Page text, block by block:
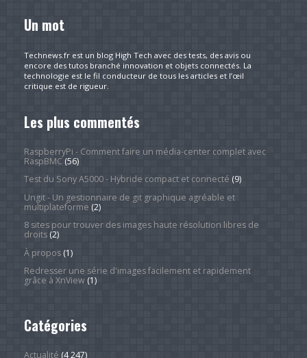
Un mot
Technews.fr est un blog High Tech avec des tests, des avis ou
encore des tutos branché innovation et objets connectés. La
technologie est le fil conducteur de tous les articles et l’œil
critique est de rigueur.
Les plus commentés
RaspberryPi - Comment faire un média-center complet avec
RaspBMC(56)
Test du Sony A5000 - Hybride compact et connecté (9)
Ungit - Un gestionnaire de git graphique agréable et
multiplateforme (2)
8 sites pour trouver des images haute résolution libres de
droits(2)
À propos(1)
Redresser une série d'images facilement et rapidement
grâce à XnView(1)
Catégories
Actualité (4 247)